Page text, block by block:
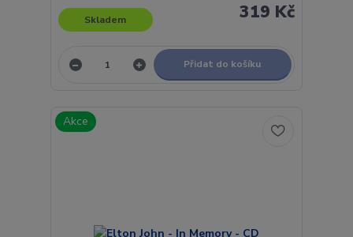
319 Kč
Skladem
Přidat do košíku
Akce